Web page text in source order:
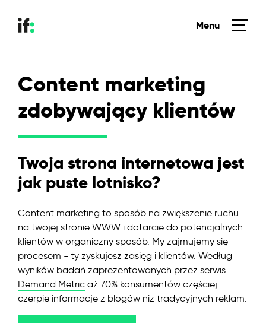
Menu
Content marketing
zdobywający klientów
Twoja strona internetowa jest
jak puste lotnisko?
Content marketing to sposób na zwiększenie ruchu
na twojej stronie WWW i dotarcie do potencjalnych
klientów w organiczny sposób. My zajmujemy się
procesem - ty zyskujesz zasięg i klientów. Według
wyników badań zaprezentowanych przez serwis
Demand Metric aż 70% konsumentów częściej
czerpie informacje z blogów niż tradycyjnych reklam.